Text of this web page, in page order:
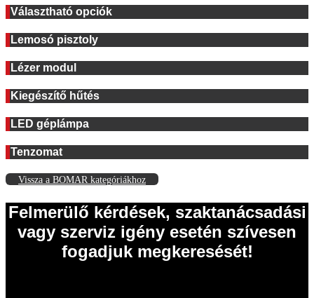
Választható opciók
Lemosó pisztoly
Lézer modul
Kiegészítő hűtés
LED géplámpa
Tenzomat
Vissza a BOMAR kategóriákhoz
Felmerülő kérdések, szaktanácsadási
vagy szerviz igény esetén szívesen
fogadjuk megkeresését!